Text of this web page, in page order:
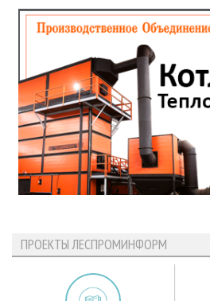
ПРОЕКТЫ ЛЕСПРОМИНФОРМ